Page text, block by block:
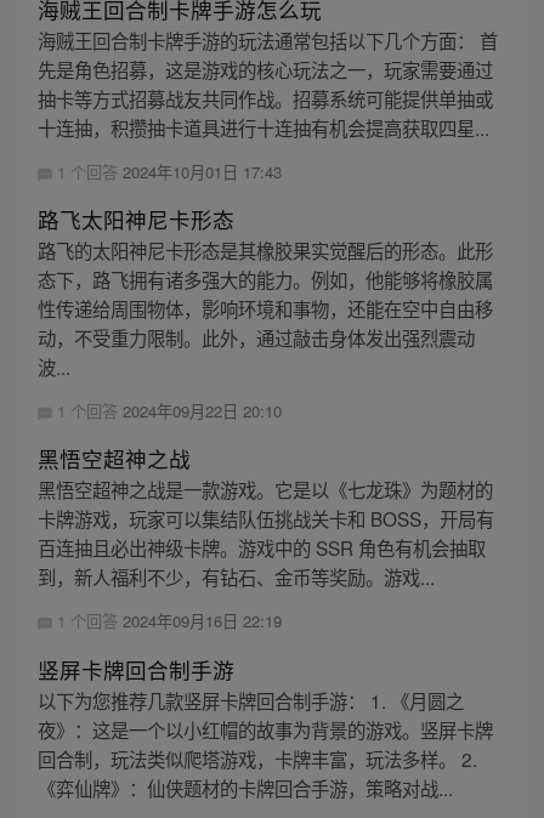
海贼王回合制卡牌手游怎么玩
海贼王回合制卡牌手游的玩法通常包括以下几个方面： 首
先是角色招募，这是游戏的核心玩法之一，玩家需要通过
抽卡等方式招募战友共同作战。招募系统可能提供单抽或
十连抽，积攒抽卡道具进行十连抽有机会提高获取四星...
1 个回答 2024年10月01日 17:43
路飞太阳神尼卡形态
路飞的太阳神尼卡形态是其橡胶果实觉醒后的形态。此形
态下，路飞拥有诸多强大的能力。例如，他能够将橡胶属
性传递给周围物体，影响环境和事物，还能在空中自由移
动，不受重力限制。此外，通过敲击身体发出强烈震动
波...
1 个回答 2024年09月22日 20:10
黑悟空超神之战
黑悟空超神之战是一款游戏。它是以《七龙珠》为题材的
卡牌游戏，玩家可以集结队伍挑战关卡和 BOSS，开局有
百连抽且必出神级卡牌。游戏中的 SSR 角色有机会抽取
到，新人福利不少，有钻石、金币等奖励。游戏...
1 个回答 2024年09月16日 22:19
竖屏卡牌回合制手游
以下为您推荐几款竖屏卡牌回合制手游： 1. 《月圆之
夜》：这是一个以小红帽的故事为背景的游戏。竖屏卡牌
回合制，玩法类似爬塔游戏，卡牌丰富，玩法多样。 2.
《弈仙牌》：仙侠题材的卡牌回合手游，策略对战...